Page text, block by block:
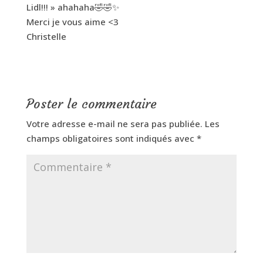
Lidl!!! » ahahaha🤣🤣✨
Merci je vous aime <3
Christelle
Poster le commentaire
Votre adresse e-mail ne sera pas publiée. Les
champs obligatoires sont indiqués avec *